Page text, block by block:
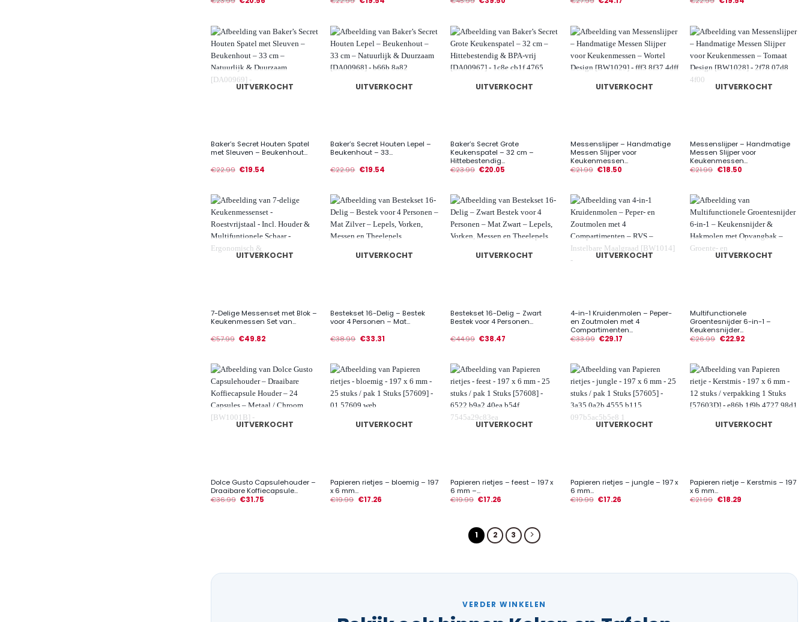
UITVERKOCHT
Baker’s Secret Houten Spatel
met Sleuven – Beukenhout...
€22.99 €19.54
UITVERKOCHT
Baker’s Secret Houten Lepel –
Beukenhout – 33...
€22.99 €19.54
UITVERKOCHT
Baker’s Secret Grote
Keukenspatel – 32 cm –
Hittebestendig...
€23.99 €20.05
UITVERKOCHT
Messenslijper – Handmatige
Messen Slijper voor
Keukenmessen...
€21.99 €18.50
UITVERKOCHT
Messenslijper – Handmatige
Messen Slijper voor
Keukenmessen...
€21.99 €18.50
UITVERKOCHT
7-Delige Messenset met Blok –
Keukenmessen Set van...
€57.99 €49.82
UITVERKOCHT
Bestekset 16-Delig – Bestek
voor 4 Personen – Mat...
€38.99 €33.31
UITVERKOCHT
Bestekset 16-Delig – Zwart
Bestek voor 4 Personen...
€44.99 €38.47
UITVERKOCHT
4-in-1 Kruidenmolen – Peper-
en Zoutmolen met 4
Compartimenten...
€33.99 €29.17
UITVERKOCHT
Multifunctionele
Groentesnijder 6-in-1 –
Keukensnijder...
€26.99 €22.92
UITVERKOCHT
Dolce Gusto Capsulehouder –
Draaibare Koffiecapsule...
€36.99 €31.75
UITVERKOCHT
Papieren rietjes – bloemig – 197
x 6 mm...
€19.99 €17.26
UITVERKOCHT
Papieren rietjes – feest – 197 x
6 mm –...
€19.99 €17.26
UITVERKOCHT
Papieren rietjes – jungle – 197 x
6 mm...
€19.99 €17.26
UITVERKOCHT
Papieren rietje – Kerstmis – 197
x 6 mm...
€21.99 €18.29
1 2 3
VERDER WINKELEN